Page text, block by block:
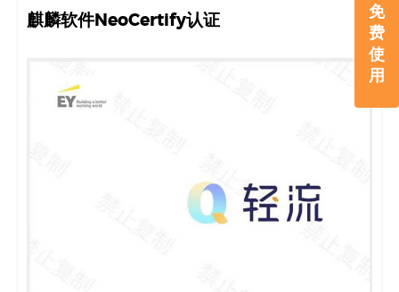
免
费
使
用
麒麟软件NeoCertify认证